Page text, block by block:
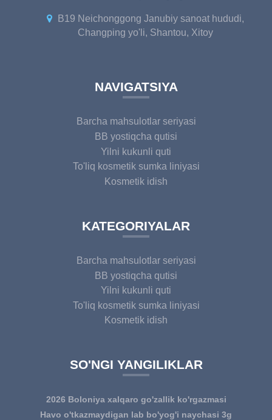
B19 Neichonggong Janubiy sanoat hududi,
Changping yo'li, Shantou, Xitoy
NAVIGATSIYA
Barcha mahsulotlar seriyasi
BB yostiqcha qutisi
Yilni kukunli quti
To'liq kosmetik sumka liniyasi
Kosmetik idish
KATEGORIYALAR
Barcha mahsulotlar seriyasi
BB yostiqcha qutisi
Yilni kukunli quti
To'liq kosmetik sumka liniyasi
Kosmetik idish
SO'NGI YANGILIKLAR
2026 Boloniya xalqaro go'zallik ko'rgazmasi
Havo o'tkazmaydigan lab bo'yog'i naychasi 3g